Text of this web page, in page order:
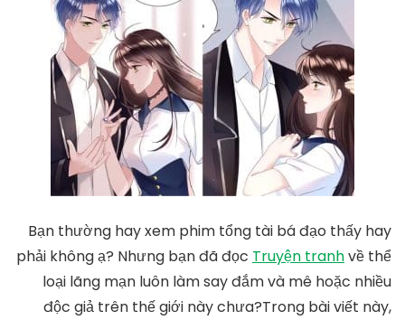
Bạn thường hay xem phim tổng tài bá đạo thấy hay
phải không ạ? Nhưng bạn đã đọc Truyện tranhvề thể
loại lãng mạn luôn làm say đắm và mê hoặc nhiều
độc giả trên thế giới này chưa?Trong bài viết này,